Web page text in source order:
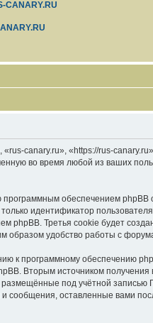
canary.ru», «https://rus-
во время любой из ваших
обеспечением phpBB
идентификатор
phpBB. Третья cookie будет
образом удобство работы с
программному обеспечению
Вторым источником
под учётной записью
сообщения, оставленные вами